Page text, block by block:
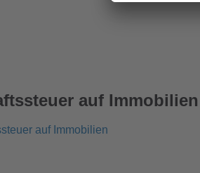
auf Immobilien